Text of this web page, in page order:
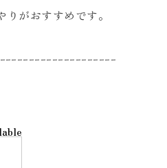
がおすすめです。
ｰｰｰｰｰｰｰｰｰｰｰｰｰｰｰｰｰｰｰ